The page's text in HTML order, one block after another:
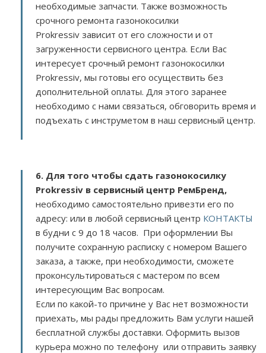
необходимые запчасти. Также возможность
срочного ремонта газонокосилки
Prokressiv зависит от его сложности и от
загруженности сервисного центра. Если Вас
интересует срочный ремонт газонокосилки
Prokressiv, мы готовы его осуществить без
дополнительной оплаты. Для этого заранее
необходимо с нами связаться, обговорить время и
подъехать с инструметом в наш сервисный центр.
6. Для того чтобы сдать газонокосилку
Prokressiv в сервисный центр РемБренд,
необходимо самостоятельно привезти его по
адресу: или в любой сервисный центр КОНТАКТЫ
в будни с 9 до 18 часов. При оформлении Вы
получите сохранную расписку с номером Вашего
заказа, а также, при необходимости, сможете
проконсультироваться с мастером по всем
интересующим Вас вопросам.
Если по какой-то причине у Вас нет возможности
приехать, мы рады предложить Вам услуги нашей
бесплатной службы доставки. Оформить вызов
курьера можно по телефону или отправить заявку